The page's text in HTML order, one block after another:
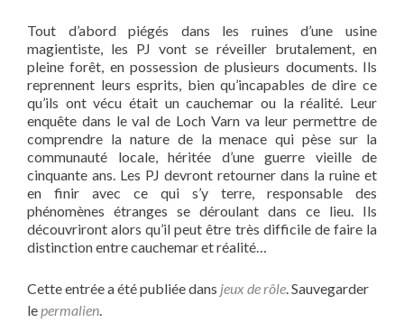
Tout d’abord piégés dans les ruines d’une usine
magientiste, les PJ vont se réveiller brutalement, en
pleine forêt, en possession de plusieurs documents. Ils
reprennent leurs esprits, bien qu’incapables de dire ce
qu’ils ont vécu était un cauchemar ou la réalité. Leur
enquête dans le val de Loch Varn va leur permettre de
comprendre la nature de la menace qui pèse sur la
communauté locale, héritée d’une guerre vieille de
cinquante ans. Les PJ devront retourner dans la ruine et
en finir avec ce qui s’y terre, responsable des
phénomènes étranges se déroulant dans ce lieu. Ils
découvriront alors qu’il peut être très difficile de faire la
distinction entre cauchemar et réalité…
Cette entrée a été publiée dans jeux de rôle. Sauvegarder
lepermalien.